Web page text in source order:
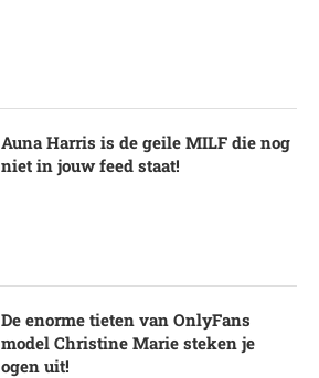
Auna Harris is de geile MILF die nog
niet in jouw feed staat!
De enorme tieten van OnlyFans
model Christine Marie steken je
ogen uit!